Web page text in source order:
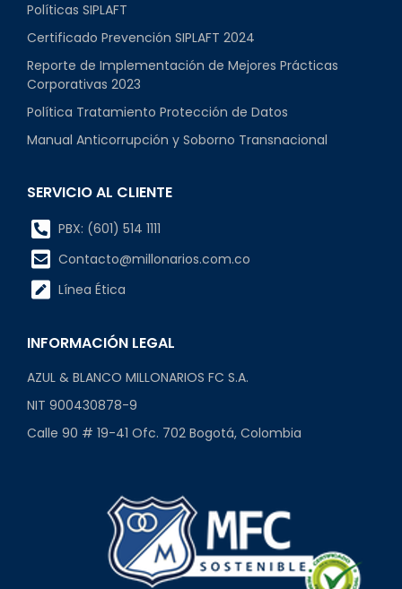
Políticas SIPLAFT
Certificado Prevención SIPLAFT 2024
Reporte de Implementación de Mejores Prácticas
Corporativas 2023
Política Tratamiento Protección de Datos
Manual Anticorrupción y Soborno Transnacional
SERVICIO AL CLIENTE
PBX: (601) 514 1111
Contacto@millonarios.com.co
Línea Ética
INFORMACIÓN LEGAL
AZUL & BLANCO MILLONARIOS FC S.A.
NIT 900430878-9
Calle 90 # 19-41 Ofc. 702 Bogotá, Colombia